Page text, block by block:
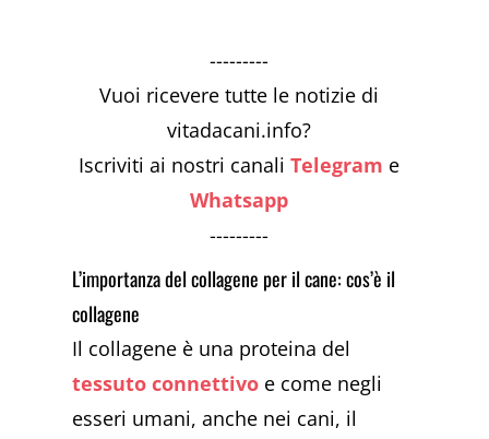
---------
Vuoi ricevere tutte le notizie di
vitadacani.info?
Iscriviti ai nostri canaliTelegram e
Whatsapp
---------
L’importanza del collagene per il cane: cos’è il
collagene
Il collagene è una proteina del
tessuto connettivo e come negli
esseri umani, anche nei cani, il